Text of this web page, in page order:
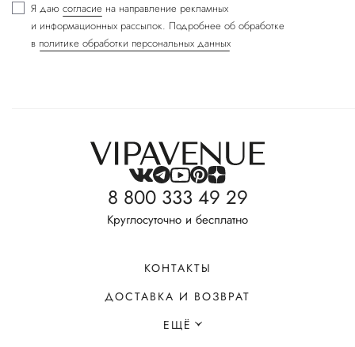
Я даю согласие на направление рекламных
и информационных рассылок. Подробнее об обработке
в политике обработки персональных данных
8 800 333 49 29
Круглосуточно и бесплатно
КОНТАКТЫ
ДОСТАВКА И ВОЗВРАТ
ЕЩЁ